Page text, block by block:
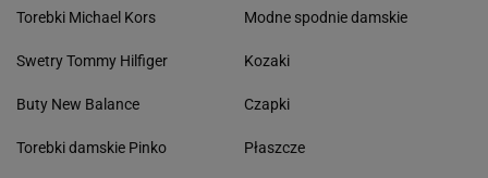
Torebki Michael Kors
Swetry Tommy Hilfiger
Buty New Balance
Torebki damskie Pinko
Modne spodnie damskie
Kozaki
Czapki
Płaszcze